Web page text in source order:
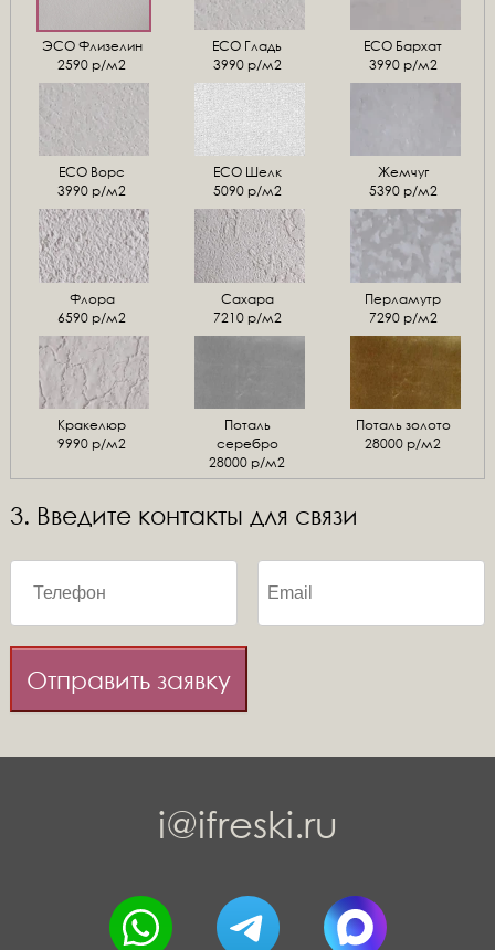
ЭСО Флизелин
2590 р/м2
ЕСО Гладь
3990 р/м2
ECO Бархат
3990 р/м2
ЕСО Ворс
3990 р/м2
ЕСО Шелк
5090 р/м2
Жемчуг
5390 р/м2
Флора
6590 р/м2
Сахара
7210 р/м2
Перламутр
7290 р/м2
Кракелюр
9990 р/м2
Поталь
серебро
28000 р/м2
Поталь золото
28000 р/м2
3. Введите контакты для связи
Отправить заявку
i@ifreski.ru